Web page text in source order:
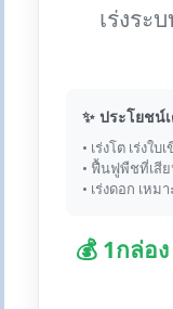
เร่งระ
✨ ประโยชน์
• เร่งโต เร่งใบ
• ฟื้นฟูพืชที่เสี
• เร่งดอก เห
💰 1กล่อ